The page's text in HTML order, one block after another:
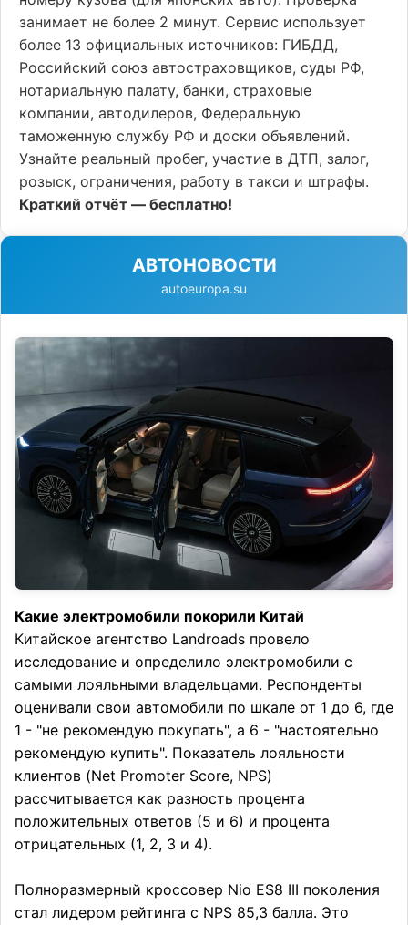
занимает не более 2 минут. Сервис использует
более 13 официальных источников: ГИБДД,
Российский союз автостраховщиков, суды РФ,
нотариальную палату, банки, страховые
компании, автодилеров, Федеральную
таможенную службу РФ и доски объявлений.
Узнайте реальный пробег, участие в ДТП, залог,
розыск, ограничения, работу в такси и штрафы.
Краткий отчёт — бесплатно!
АВТОНОВОСТИ
autoeuropa.su
Какие электромобили покорили Китай
Китайское агентство Landroads провело
исследование и определило электромобили с
самыми лояльными владельцами. Респонденты
оценивали свои автомобили по шкале от 1 до 6, где
1 - "не рекомендую покупать", а 6 - "настоятельно
рекомендую купить". Показатель лояльности
клиентов (Net Promoter Score, NPS)
рассчитывается как разность процента
положительных ответов (5 и 6) и процента
отрицательных (1, 2, 3 и 4).
Полноразмерный кроссовер Nio ES8 III поколения
стал лидером рейтинга с NPS 85,3 балла. Это